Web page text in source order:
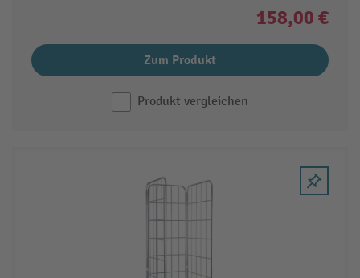
158,00 €
Zum Produkt
Produkt vergleichen